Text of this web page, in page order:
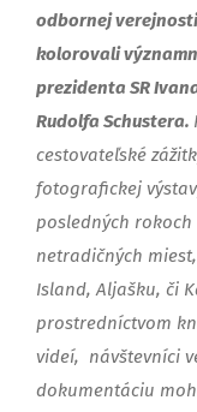
odbornej
kolorovali
prezidenta SR
Rudolfa Schustera.
cestovateľské
fotografickej
posledných
netradičných
Island, Aljašku, či
prostredníctvom
videí, návštevníci
dokumentáciu